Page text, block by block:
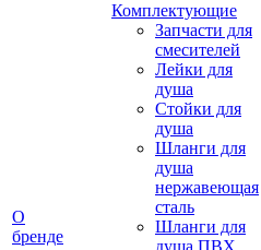
О
бренде
Комплектующие
Запчасти для
смесителей
Лейки для
душа
Стойки для
душа
Шланги для
душа
нержавеющая
сталь
Шланги для
душа ПВХ